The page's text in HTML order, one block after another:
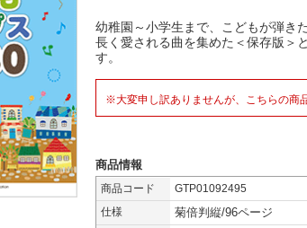
幼稚園～小学生まで、こどもが弾き
長く愛される曲を集めた＜保存版＞
す。
※大変申し訳ありませんが、こちらの商
商品情報
商品コード GTP01092495
仕様
菊倍判縦/96ページ